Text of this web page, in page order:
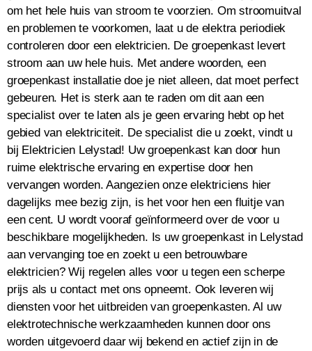
om het hele huis van stroom te voorzien. Om stroomuitval
en problemen te voorkomen, laat u de elektra periodiek
controleren door een elektricien. De groepenkast levert
stroom aan uw hele huis. Met andere woorden, een
groepenkast installatie doe je niet alleen, dat moet perfect
gebeuren. Het is sterk aan te raden om dit aan een
specialist over te laten als je geen ervaring hebt op het
gebied van elektriciteit. De specialist die u zoekt, vindt u
bij Elektricien Lelystad! Uw groepenkast kan door hun
ruime elektrische ervaring en expertise door hen
vervangen worden. Aangezien onze elektriciens hier
dagelijks mee bezig zijn, is het voor hen een fluitje van
een cent. U wordt vooraf geïnformeerd over de voor u
beschikbare mogelijkheden. Is uw groepenkast in Lelystad
aan vervanging toe en zoekt u een betrouwbare
elektricien? Wij regelen alles voor u tegen een scherpe
prijs als u contact met ons opneemt. Ook leveren wij
diensten voor het uitbreiden van groepenkasten. Al uw
elektrotechnische werkzaamheden kunnen door ons
worden uitgevoerd daar wij bekend en actief zijn in de